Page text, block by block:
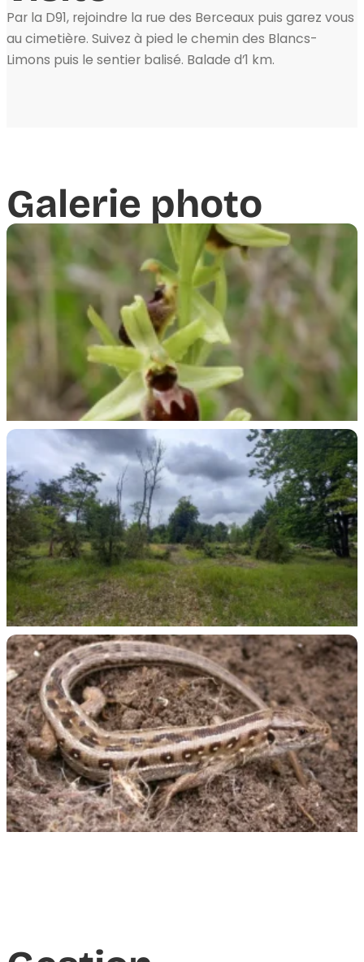
Par la D91, rejoindre la rue des Berceaux puis garez vous
au cimetière. Suivez à pied le chemin des Blancs-
Limons puis le sentier balisé. Balade d’1 km.
Galerie photo